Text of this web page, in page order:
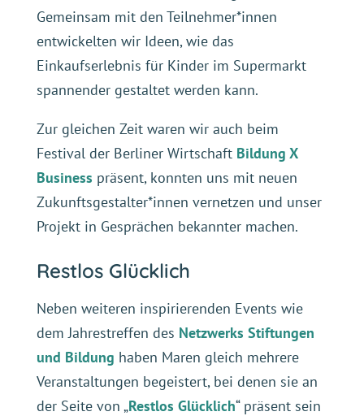
Gemeinsam mit den Teilnehmer*innen
entwickelten wir Ideen, wie das
Einkaufserlebnis für Kinder im Supermarkt
spannender gestaltet werden kann.
Zur gleichen Zeit waren wir auch beim
Festival der Berliner Wirtschaft Bildung X
Business präsent, konnten uns mit neuen
Zukunftsgestalter*innen vernetzen und unser
Projekt in Gesprächen bekannter machen.
Restlos Glücklich
Neben weiteren inspirierenden Events wie
dem Jahrestreffen des Netzwerks Stiftungen
und Bildung haben Maren gleich mehrere
Veranstaltungen begeistert, bei denen sie an
der Seite von „Restlos Glücklich“ präsent sein